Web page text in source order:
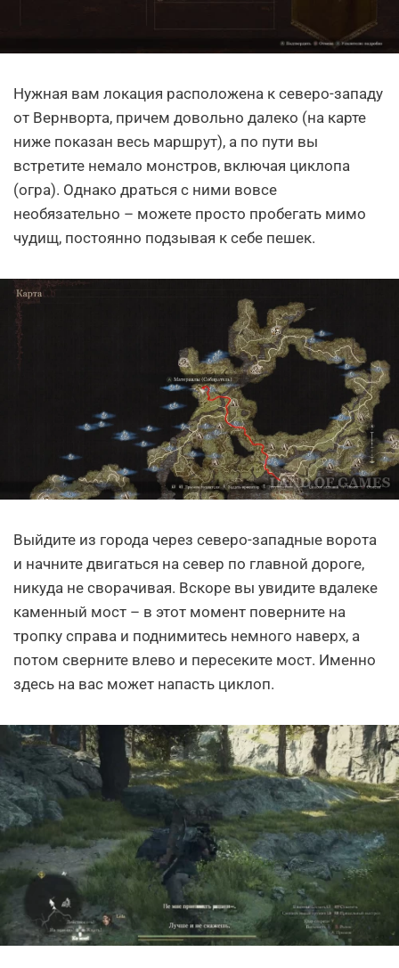
Нужная вам локация расположена к северо-западу
от Вернворта, причем довольно далеко (на карте
ниже показан весь маршрут), а по пути вы
встретите немало монстров, включая циклопа
(огра). Однако драться с ними вовсе
необязательно – можете просто пробегать мимо
чудищ, постоянно подзывая к себе пешек.
Выйдите из города через северо-западные ворота
и начните двигаться на север по главной дороге,
никуда не сворачивая. Вскоре вы увидите вдалеке
каменный мост – в этот момент поверните на
тропку справа и поднимитесь немного наверх, а
потом сверните влево и пересеките мост. Именно
здесь на вас может напасть циклоп.